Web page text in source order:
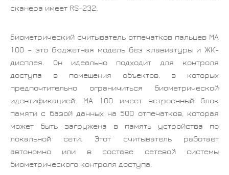
сканера имеет RS-232.
Биометрический считыватель отпечатков пальцев MA
100 – это бюджетная модель без клавиатуры и ЖК-
дисплея. Он идеально подходит для контроля
доступа в помещения объектов, в которых
предпочтительно ограничиться биометрической
идентификацией. MA 100 имеет встроенный блок
памяти с базой данных на 500 отпечатков, которая
может быть загружена в память устройства по
локальной сети. Этот считыватель работает
автономно или в составе сетевой системы
биометрического контроля доступа.